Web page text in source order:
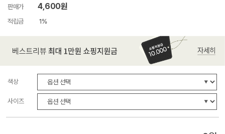
판매가 4,600원
적립금 1%
색상
사이즈